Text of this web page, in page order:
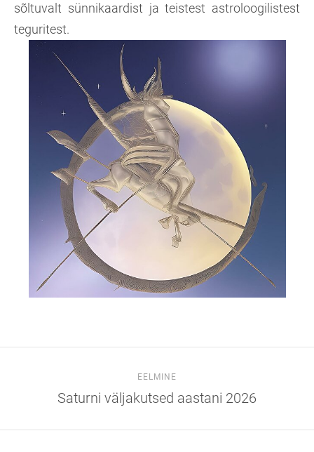
sõltuvalt sünnikaardist ja teistest astroloogilistest
teguritest.
EELMINE
Saturni väljakutsed aastani 2026